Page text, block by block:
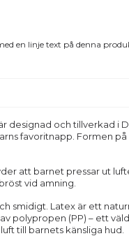
en linje text på denna
designad och tillverkad i
favoritnapp. Formen
att barnet pressar ut
vid amning.
smidigt. Latex är ett
polypropen (PP) – ett
till barnets känsliga hud.